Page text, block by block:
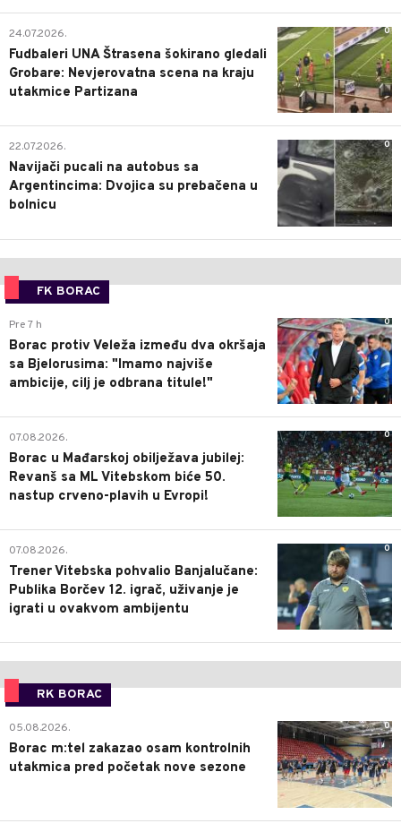
0
24.07.2026.
Fudbaleri UNA Štrasena šokirano gledali
Grobare: Nevjerovatna scena na kraju
utakmice Partizana
0
22.07.2026.
Navijači pucali na autobus sa
Argentincima: Dvojica su prebačena u
bolnicu
FK BORAC
0
Pre 7 h
Borac protiv Veleža između dva okršaja
sa Bjelorusima: "Imamo najviše
ambicije, cilj je odbrana titule!"
0
07.08.2026.
Borac u Mađarskoj obilježava jubilej:
Revanš sa ML Vitebskom biće 50.
nastup crveno-plavih u Evropi!
0
07.08.2026.
Trener Vitebska pohvalio Banjalučane:
Publika Borčev 12. igrač, uživanje je
igrati u ovakvom ambijentu
RK BORAC
0
05.08.2026.
Borac m:tel zakazao osam kontrolnih
utakmica pred početak nove sezone